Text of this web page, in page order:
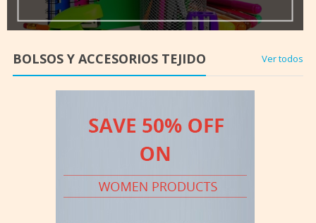
BOLSOS Y ACCESORIOS TEJIDO Ver todos